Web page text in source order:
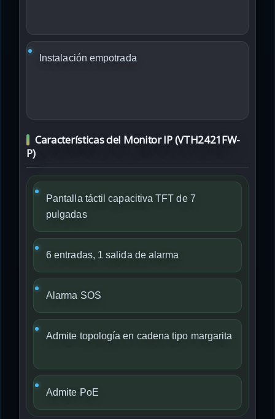
Instalación empotrada
Características del Monitor IP (VTH2421FW-
P)
Pantalla táctil capacitiva TFT de 7
pulgadas
6 entradas, 1 salida de alarma
Alarma SOS
Admite topología en cadena tipo margarita
Admite PoE